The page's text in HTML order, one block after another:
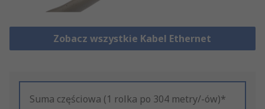
Zobacz wszystkie Kabel Ethernet
Suma częściowa (1 rolka po 304 metry/-ów)*